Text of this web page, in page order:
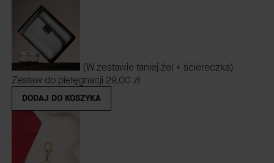
(W zestawie taniej żel + ściereczka)
Zestaw do pielęgnacji 29,00 zł
DODAJ DO KOSZYKA